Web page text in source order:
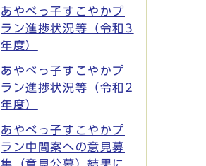
あやべっ子すこやかプ
ラン進捗状況等（令和3
年度）
あやべっ子すこやかプ
ラン進捗状況等（令和2
年度）
あやべっ子すこやかプ
ラン中間案への意見募